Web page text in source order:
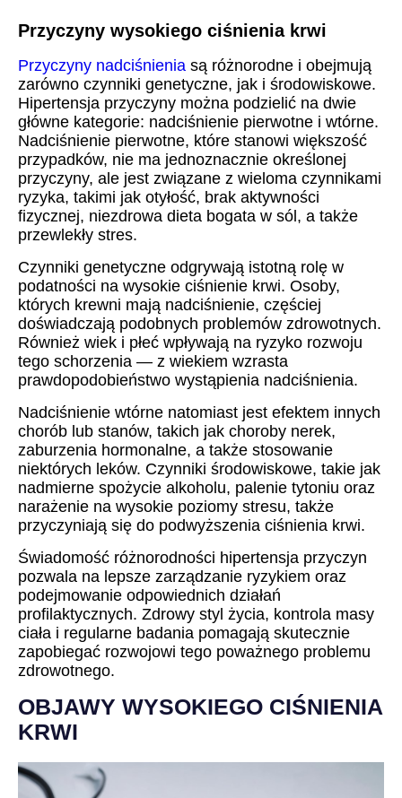
Przyczyny wysokiego ciśnienia krwi
Przyczyny nadciśnienia są różnorodne i obejmują
zarówno czynniki genetyczne, jak i środowiskowe.
Hipertensja przyczyny można podzielić na dwie
główne kategorie: nadciśnienie pierwotne i wtórne.
Nadciśnienie pierwotne, które stanowi większość
przypadków, nie ma jednoznacznie określonej
przyczyny, ale jest związane z wieloma czynnikami
ryzyka, takimi jak otyłość, brak aktywności
fizycznej, niezdrowa dieta bogata w sól, a także
przewlekły stres.
Czynniki genetyczne odgrywają istotną rolę w
podatności na wysokie ciśnienie krwi. Osoby,
których krewni mają nadciśnienie, częściej
doświadczają podobnych problemów zdrowotnych.
Również wiek i płeć wpływają na ryzyko rozwoju
tego schorzenia — z wiekiem wzrasta
prawdopodobieństwo wystąpienia nadciśnienia.
Nadciśnienie wtórne natomiast jest efektem innych
chorób lub stanów, takich jak choroby nerek,
zaburzenia hormonalne, a także stosowanie
niektórych leków. Czynniki środowiskowe, takie jak
nadmierne spożycie alkoholu, palenie tytoniu oraz
narażenie na wysokie poziomy stresu, także
przyczyniają się do podwyższenia ciśnienia krwi.
Świadomość różnorodności hipertensja przyczyn
pozwala na lepsze zarządzanie ryzykiem oraz
podejmowanie odpowiednich działań
profilaktycznych. Zdrowy styl życia, kontrola masy
ciała i regularne badania pomagają skutecznie
zapobiegać rozwojowi tego poważnego problemu
zdrowotnego.
OBJAWY WYSOKIEGO CIŚNIENIA
KRWI